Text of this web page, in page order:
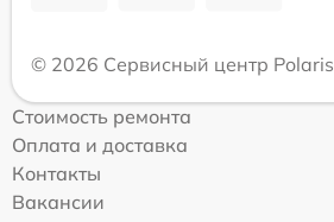
© 2026 Сервисный центр Polaris
Стоимость ремонта
Оплата и доставка
Контакты
Вакансии